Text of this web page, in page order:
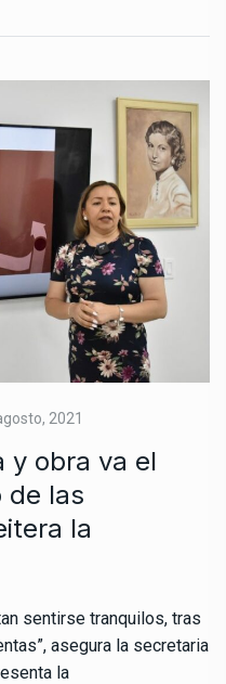
2021
y obra va el
de las
la
sentirse tranquilos, tras
asegura la secretaria
la